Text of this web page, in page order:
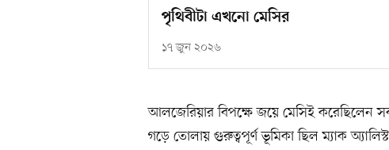
পৃথিবীটা এখনো মেসির
১৭ জুন ২০২৬
আলজেরিয়ার বিপক্ষে জয়ে মেসিই করেছিলেন
গড়ে তোলায় গুরুত্বপূর্ণ ভূমিকা ছিল ম্যাক